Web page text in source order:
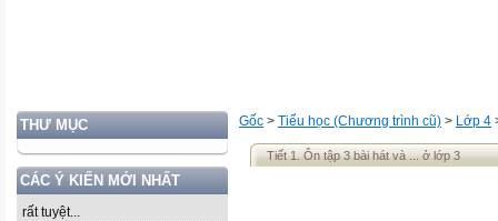
THƯ MỤC
CÁC Ý KIẾN MỚI NHẤT
rất tuyệt...
Gốc > Tiểu học (Chương trình cũ) > Lớp 4
Tiết 1. Ôn tập 3 bài hát và ... ở lớp 3